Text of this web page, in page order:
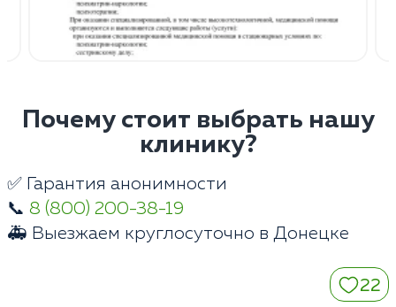
Почему стоит выбрать нашу
клинику?
✅ Гарантия анонимности
📞 8 (800) 200-38-19
🚑 Выезжаем круглосуточно в Донецке
22